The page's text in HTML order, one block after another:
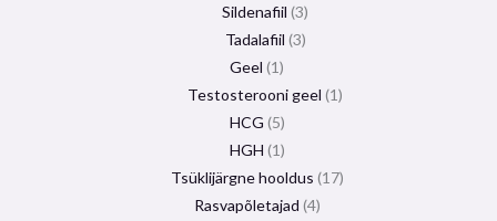
Sildenafiil 3
Tadalafiil 3
Geel 1
Testosterooni geel 1
HCG 5
HGH 1
Tsüklijärgne hooldus 17
Rasvapõletajad 4